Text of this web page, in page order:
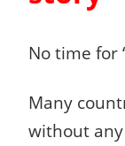
No time for
Many
without